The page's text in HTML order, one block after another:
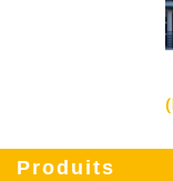
Produits